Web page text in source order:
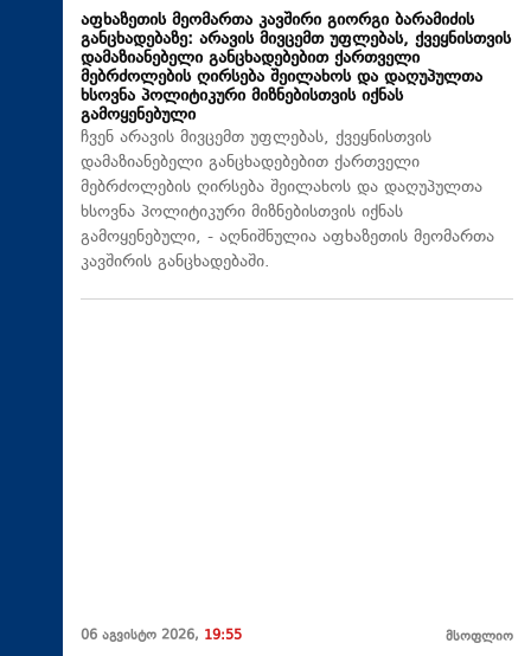
აფხაზეთის მეომართა კავშირი გიორგი ბარამიძის
განცხადებაზე: არავის მივცემთ უფლებას, ქვეყნისთვის
დამაზიანებელი განცხადებებით ქართველი
მებრძოლების ღირსება შეილახოს და დაღუპულთა
ხსოვნა პოლიტიკური მიზნებისთვის იქნას
გამოყენებული
ჩვენ არავის მივცემთ უფლებას, ქვეყნისთვის
დამაზიანებელი განცხადებებით ქართველი
მებრძოლების ღირსება შეილახოს და დაღუპულთა
ხსოვნა პოლიტიკური მიზნებისთვის იქნას
გამოყენებული, - აღნიშნულია აფხაზეთის მეომართა
კავშირის განცხადებაში.
06 აგვისტო 2026, 19:55 მსოფლიო